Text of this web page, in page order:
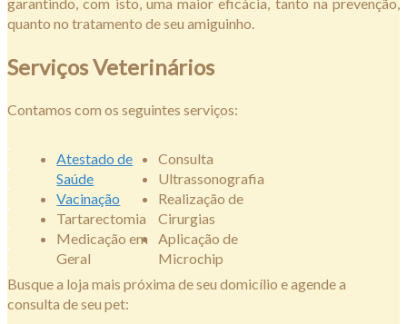
quanto no tratamento de seu amiguinho.
Serviços Veterinários
Contamos com os seguintes serviços:
Consulta
Ultrassonografia
Realização de
Cirurgias
Aplicação de
Microchip
Atestado de
Saúde
Vacinação
Tartarectomia
Medicação em
Geral
Busque a loja mais próxima de seu domicílio e agende a
consulta de seu pet: